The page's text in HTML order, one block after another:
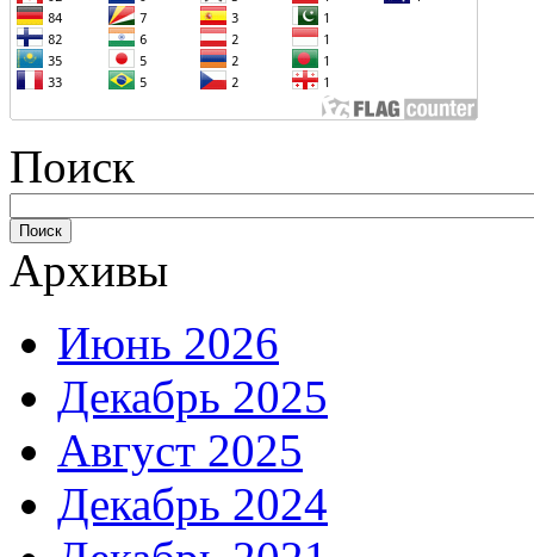
Поиск
Архивы
Июнь 2026
Декабрь 2025
Август 2025
Декабрь 2024